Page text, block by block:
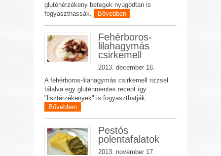
gluténérzékeny betegek nyugodtan is
fogyaszthassák.
Bővebben
Fehérboros-
lilahagymás
csirkemell
2013. december 16.
A fehérboros-lilahagymás csirkemell rizzsel
tálalva egy gluténmentes recept így
"lisztérzékenyek" is fogyaszthatják.
Bővebben
Pestós
polentafalatok
2013. november 17.